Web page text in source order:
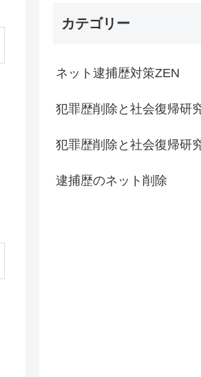
カテゴリー
ネット逮捕歴対策ZEN
犯罪歴削除と社会復帰研
犯罪歴削除と社会復帰研
逮捕歴のネット削除